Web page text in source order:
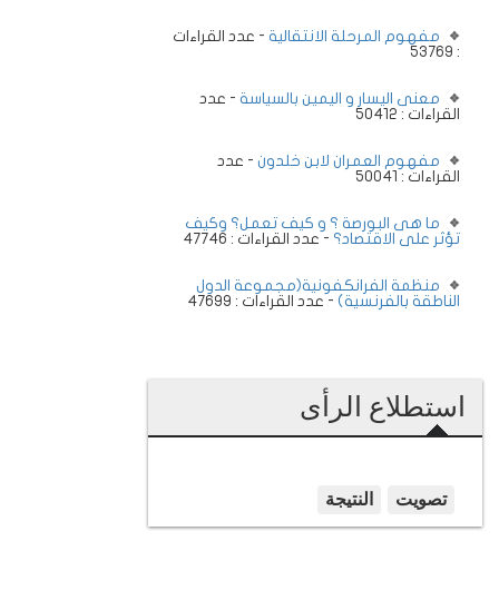
مفهوم المرحلة الانتقالية - عدد القراءات
: 53769
معنى اليسار و اليمين بالسياسة - عدد
القراءات : 50412
مفهوم العمران لابن خلدون - عدد
القراءات : 50041
ما هى البورصة ؟ و كيف تعمل؟ وكيف
تؤثر على الاقتصاد؟ - عدد القراءات : 47746
منظمة الفرانكفونية(مجموعة الدول
الناطقة بالفرنسية) - عدد القراءات : 47699
استطلاع الرأى